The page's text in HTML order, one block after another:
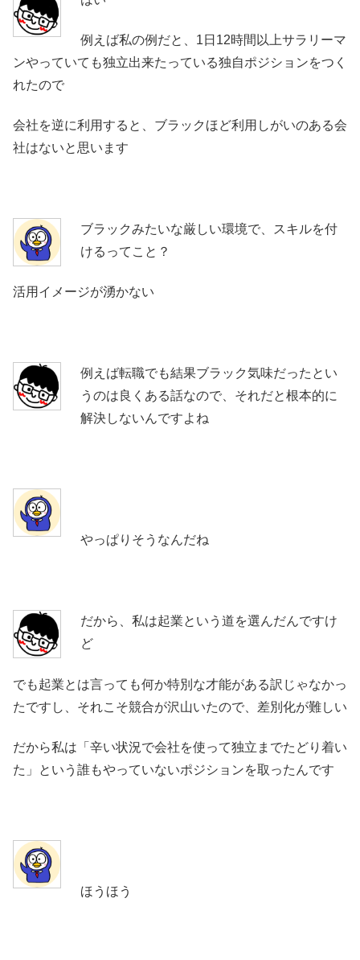
例えば私の例だと、1日12時間以上サラリーマ
ンやっていても独立出来たっている独自ポジションをつく
れたので
会社を逆に利用すると、ブラックほど利用しがいのある会
社はないと思います
ブラックみたいな厳しい環境で、スキルを付
けるってこと？
活用イメージが湧かない
例えば転職でも結果ブラック気味だったとい
うのは良くある話なので、それだと根本的に
解決しないんですよね
やっぱりそうなんだね
だから、私は起業という道を選んだんですけ
ど
でも起業とは言っても何か特別な才能がある訳じゃなかっ
たですし、それこそ競合が沢山いたので、差別化が難しい
だから私は「辛い状況で会社を使って独立までたどり着い
た」という誰もやっていないポジションを取ったんです
ほうほう